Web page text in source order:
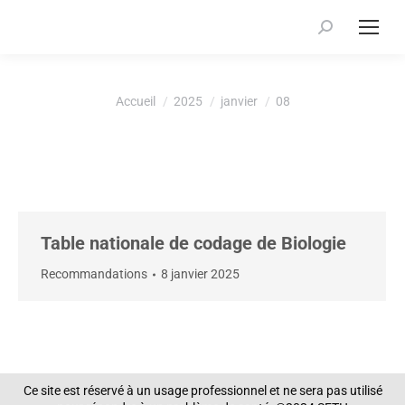
Recherche
Accueil 2025 janvier 08
Table nationale de codage de Biologie
Recommandations 8 janvier 2025
Ce site est réservé à un usage professionnel et ne sera pas utilisé